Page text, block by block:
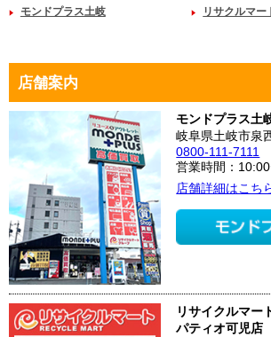
モンドプラス土岐 リサクルマー
店舗案内
モンドプラス土
岐阜県土岐市泉
0800-111-7111
営業時間：
店舗詳細はこち
リサイクルマー
パティオ可児店